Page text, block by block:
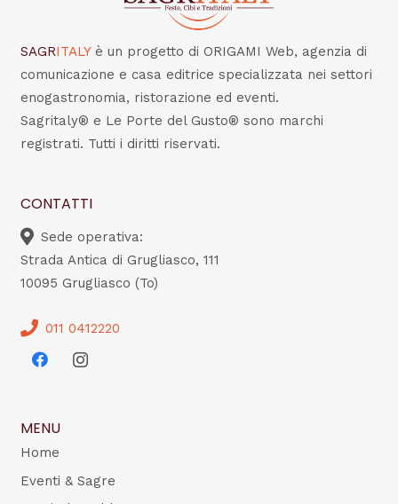
SAGRITALY è un progetto di ORIGAMI Web, agenzia di
comunicazione e casa editrice specializzata nei settori
enogastronomia, ristorazione ed eventi.
Sagritaly® e Le Porte del Gusto® sono marchi
registrati. Tutti i diritti riservati.
CONTATTI
Sede operativa:
Strada Antica di Grugliasco, 111
10095 Grugliasco (To)
011 0412220
MENU
Home
Eventi & Sagre